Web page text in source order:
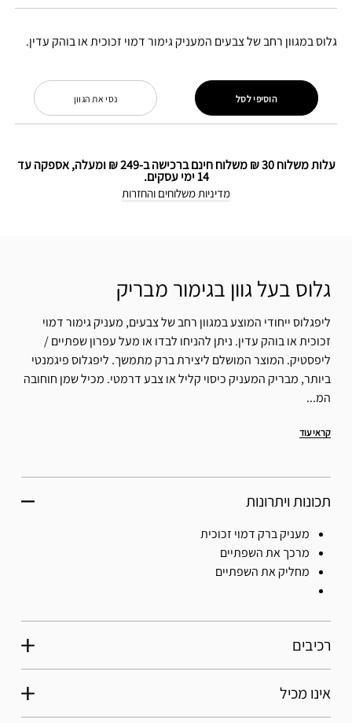
גלוס במגוון רחב של צבעים המעניק גימור דמוי זכוכית או בוהק עדין.
נסי את הגוון הוסיפי לסל
עלות משלוח 30 ₪ משלוח חינם ברכישה ב-249 ₪ ומעלה, אספקה עד
14 ימי עסקים.
מדיניות משלוחים והחזרות
גלוס בעל גוון בגימור מבריק
ליפגלוס ייחודי המוצע במגוון רחב של צבעים, מעניק גימור דמוי
זכוכית או בוהק עדין. ניתן להניחו לבדו או מעל עפרון שפתיים /
ליפסטיק. המוצר המושלם ליצירת ברק מתמשך. ליפגלוס פיגמנטי
ביותר, מבריק המעניק כיסוי קליל או צבע דרמטי. מכיל שמן חוחובה
המ...
קראי עוד
תכונות ויתרונות
מעניק ברק דמוי זכוכית
מרכך את השפתיים
מחליק את השפתיים
רכיבים
אינו מכיל